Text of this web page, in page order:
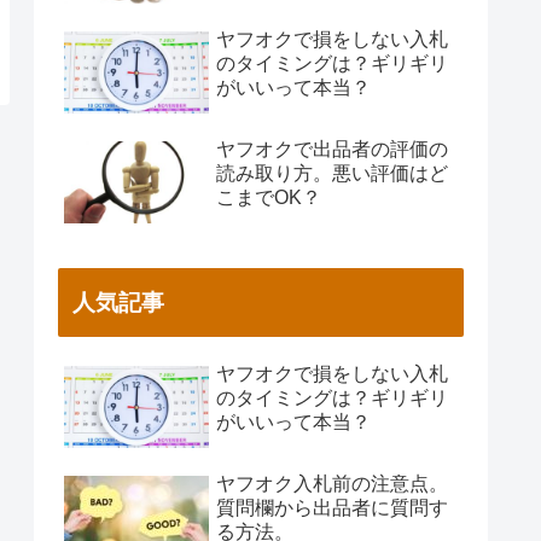
ヤフオクで損をしない入札
のタイミングは？ギリギリ
がいいって本当？
ヤフオクで出品者の評価の
読み取り方。悪い評価はど
こまでOK？
人気記事
ヤフオクで損をしない入札
のタイミングは？ギリギリ
がいいって本当？
ヤフオク入札前の注意点。
質問欄から出品者に質問す
る方法。